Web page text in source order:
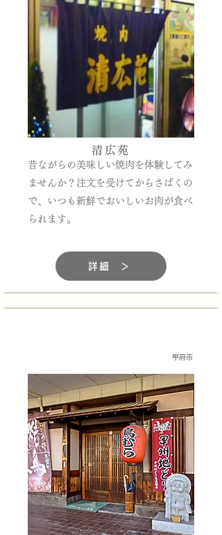
清広苑
昔ながらの美味しい焼肉を体験してみ
ませんか？注文を受けてからさばくの
で、いつも新鮮でおいしいお肉が食べ
られます。
詳細 ＞
甲府市